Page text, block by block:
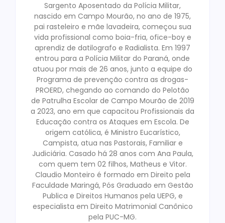
Sargento Aposentado da Polícia Militar,
nascido em Campo Mourão, no ano de 1975,
pai rasteleiro e mãe lavadeira, começou sua
vida profissional como boia-fria, ofice-boy e
aprendiz de datilografo e Radialista. Em 1997
entrou para a Polícia Militar do Paraná, onde
atuou por mais de 26 anos, junto a equipe do
Programa de prevenção contra as drogas-
PROERD, chegando ao comando do Pelotão
de Patrulha Escolar de Campo Mourão de 2019
a 2023, ano em que capacitou Profissionais da
Educação contra os Ataques em Escola. De
origem católica, é Ministro Eucarístico,
Campista, atua nas Pastorais, Familiar e
Judiciária. Casado há 28 anos com Ana Paula,
com quem tem 02 filhos, Matheus e Vitor.
Claudio Monteiro é formado em Direito pela
Faculdade Maringá, Pós Graduado em Gestão
Publica e Direitos Humanos pela UEPG, e
especialista em Direito Matrimonial Canônico
pela PUC-MG.